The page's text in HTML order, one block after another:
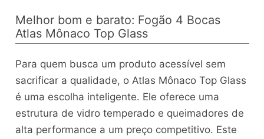
Melhor bom e barato: Fogão 4 Bocas
Atlas Mônaco Top Glass
Para quem busca um produto acessível sem
sacrificar a qualidade, o Atlas Mônaco Top Glass
é uma escolha inteligente. Ele oferece uma
estrutura de vidro temperado e queimadores de
alta performance a um preço competitivo. Este